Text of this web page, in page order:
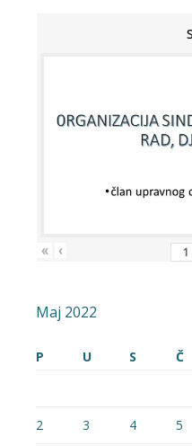
« ‹
Maj 2022
P U S Č
2 3 4 5